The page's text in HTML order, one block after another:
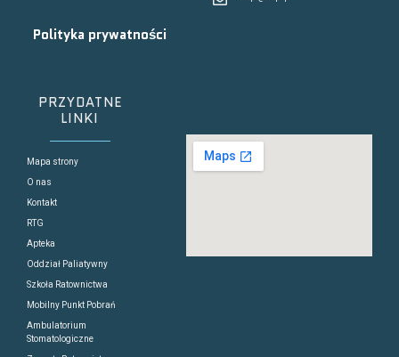
Polityka prywatności
PRZYDATNE
LINKI
Mapa strony
O nas
Kontakt
RTG
Apteka
Oddział Paliatywny
Szkoła Ratownictwa
Mobilny Punkt Pobrań
Ambulatorium
Stomatologiczne